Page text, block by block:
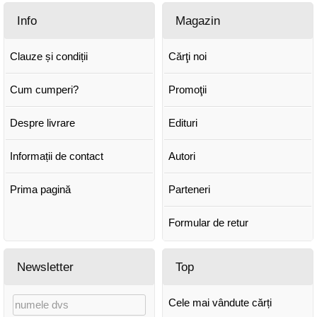
Info
Clauze și condiții
Cum cumperi?
Despre livrare
Informații de contact
Prima pagină
Magazin
Cărţi noi
Promoţii
Edituri
Autori
Parteneri
Formular de retur
Newsletter Top
Cele mai vândute cărți